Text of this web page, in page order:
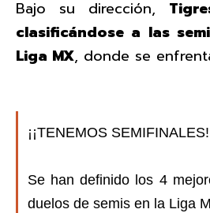
Bajo su dirección,
clasificándose a las
Liga MX, donde se
¡¡TENEMOS
Se han definido los 4
duelos de semis en la Liga